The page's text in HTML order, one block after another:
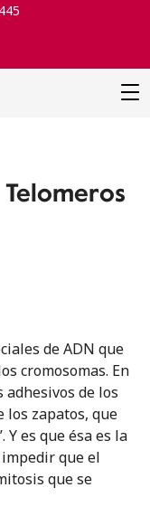
audición
de
de ADN que
cromosomas. En
de los
los zapatos, que
Y es que ésa es la
que el
que se